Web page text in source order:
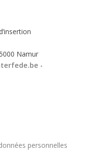
Namur
-
personnelles